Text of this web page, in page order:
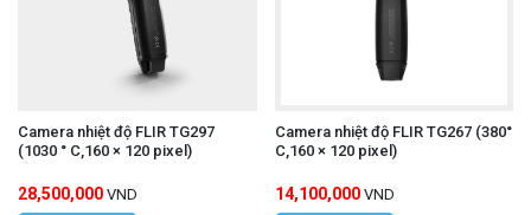
Camera nhiệt độ FLIR TG297
(1030 ° C,160 × 120 pixel)
28,500,000 VND
Camera nhiệt độ FLIR TG267 (380°
C,160 × 120 pixel)
14,100,000 VND